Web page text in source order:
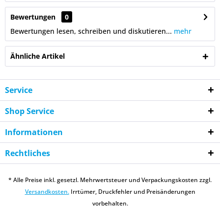
Bewertungen
0
Bewertungen lesen, schreiben und diskutieren... mehr
Ähnliche Artikel
Service
Shop Service
Informationen
Rechtliches
* Alle Preise inkl. gesetzl. Mehrwertsteuer und Verpackungskosten zzgl.
Versandkosten.Irrtümer, Druckfehler und Preisänderungen
vorbehalten.